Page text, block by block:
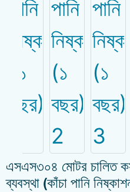
এসএস৩০৪ মোটর চালিত
ব্যবস্থা (কাঁচা পানি